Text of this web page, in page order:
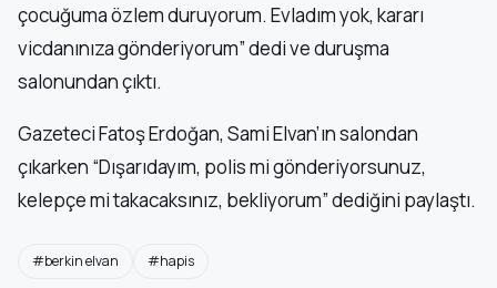
çocuğuma özlem duruyorum. Evladım yok, kararı
vicdanınıza gönderiyorum” dedi ve duruşma
salonundan çıktı.
Gazeteci Fatoş Erdoğan, Sami Elvan’ın salondan
çıkarken “Dışarıdayım, polis mi gönderiyorsunuz,
kelepçe mi takacaksınız, bekliyorum” dediğini paylaştı.
#berkin elvan #hapis